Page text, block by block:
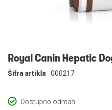
Royal Canin Hepatic
Dostupno odmah
Šifra artikla 000217